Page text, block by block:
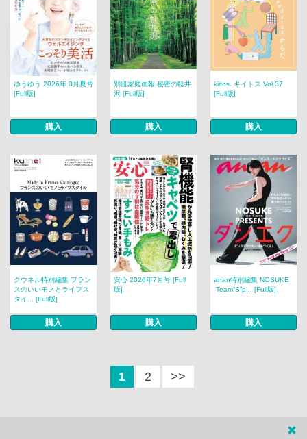
ゆうゆう 2026年 8月夏号
[Full版]
購入
別冊家庭画報 秘密の軽井
沢 [Full版]
購入
kiitos. キイトス Vol.37
[Full版]
購入
クウネル特別編集 フラン
スのいいモノとライフス
タイ... [Full版]
購入
安心 2026年7月号 [Full
版]
購入
anan特別編集 NOSUKE
‐Team“S”p... [Full版]
購入
1 2 >>